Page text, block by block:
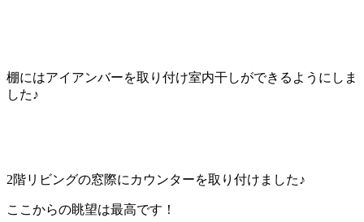
棚にはアイアンバーを取り付け室内干しができるようにしま
した♪
2階リビングの窓際にカウンターを取り付けました♪
ここからの眺望は最高です！